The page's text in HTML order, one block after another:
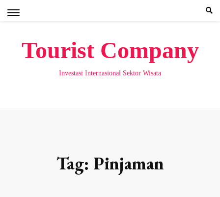
Tourist Company
Investasi Internasional Sektor Wisata
Tag: Pinjaman